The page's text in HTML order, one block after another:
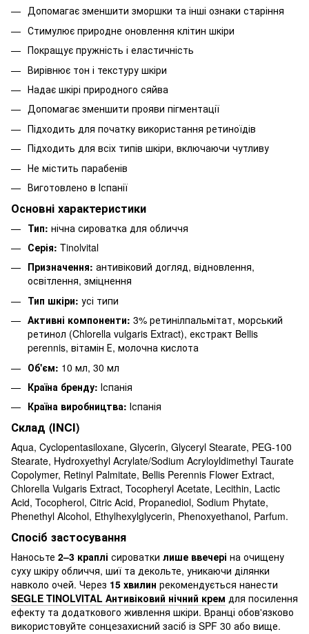
Допомагає зменшити зморшки та інші ознаки старіння
Стимулює природне оновлення клітин шкіри
Покращує пружність і еластичність
Вирівнює тон і текстуру шкіри
Надає шкірі природного сяйва
Допомагає зменшити прояви пігментації
Підходить для початку використання ретиноїдів
Підходить для всіх типів шкіри, включаючи чутливу
Не містить парабенів
Виготовлено в Іспанії
Основні характеристики
Тип: нічна сироватка для обличчя
Серія: Tinolvital
Призначення: антивіковий догляд, відновлення,
освітлення, зміцнення
Тип шкіри: усі типи
Активні компоненти: 3% ретинілпальмітат, морський
ретинол (Chlorella vulgaris Extract), екстракт Bellis
perennis, вітамін Е, молочна кислота
Об'єм: 10 мл, 30 мл
Країна бренду: Іспанія
Країна виробництва: Іспанія
Склад (INCI)
Aqua, Cyclopentasiloxane, Glycerin, Glyceryl Stearate, PEG-100
Stearate, Hydroxyethyl Acrylate/Sodium Acryloyldimethyl Taurate
Copolymer, Retinyl Palmitate, Bellis Perennis Flower Extract,
Chlorella Vulgaris Extract, Tocopheryl Acetate, Lecithin, Lactic
Acid, Tocopherol, Citric Acid, Propanediol, Sodium Phytate,
Phenethyl Alcohol, Ethylhexylglycerin, Phenoxyethanol, Parfum.
Спосіб застосування
Наносьте 2–3 краплі сироватки лише ввечері на очищену
суху шкіру обличчя, шиї та декольте, уникаючи ділянки
навколо очей. Через 15 хвилин рекомендується нанести
SEGLE TINOLVITAL Антивіковий нічний крем для посилення
ефекту та додаткового живлення шкіри. Вранці обов'язково
використовуйте сонцезахисний засіб із SPF 30 або вище.